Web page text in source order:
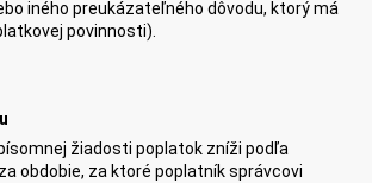
iného preukázateľného dôvodu, ktorý má
povinnosti).
žiadosti poplatok zníži podľa
obdobie, za ktoré poplatník správcovi